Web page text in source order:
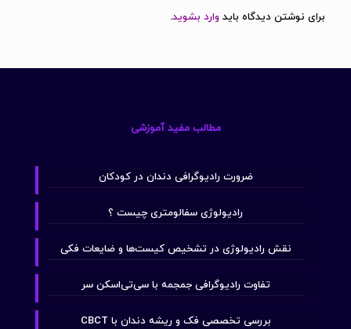
برای نوشتن دیدگاه باید وارد بشوید.
مطالب مفید آموزشی
ضرورت رادیوگرافی دندان در کودکان
رادیولوژی سفالومتری چیست ؟
نقش رادیولوژی در تشخیص کیست‌ها و ضایعات فکی
تفاوت رادیوگرافی جمجمه با سی‌تی‌اسکن سر
بررسی تخصصی فک و ریشه دندان با CBCT